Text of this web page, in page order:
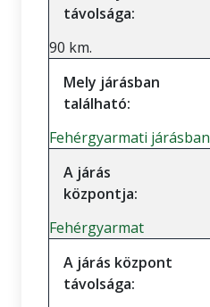
távolsága:
90 km.
Mely járásban
található:
Fehérgyarmati járásban
A járás
központja:
Fehérgyarmat
A járás központ
távolsága: